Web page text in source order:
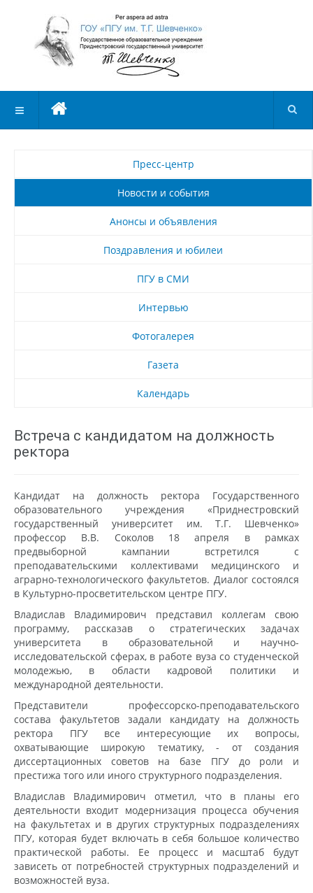
Пресс-центр
Новости и события
Анонсы и объявления
Поздравления и юбилеи
ПГУ в СМИ
Интервью
Фотогалерея
Газета
Календарь
Встреча с кандидатом на должность
ректора
Кандидат на должность ректора Государственного
образовательного учреждения «Приднестровский
государственный университет им. Т.Г. Шевченко»
профессор В.В. Соколов 18 апреля в рамках
предвыборной кампании встретился с
преподавательскими коллективами медицинского и
аграрно-технологического факультетов. Диалог состоялся
в Культурно-просветительском центре ПГУ.
Владислав Владимирович представил коллегам свою
программу, рассказав о стратегических задачах
университета в образовательной и научно-
исследовательской сферах, в работе вуза со студенческой
молодежью, в области кадровой политики и
международной деятельности.
Представители профессорско-преподавательского
состава факультетов задали кандидату на должность
ректора ПГУ все интересующие их вопросы,
охватывающие широкую тематику, - от создания
диссертационных советов на базе ПГУ до роли и
престижа того или иного структурного подразделения.
Владислав Владимирович отметил, что в планы его
деятельности входит модернизация процесса обучения
на факультетах и в других структурных подразделениях
ПГУ, которая будет включать в себя большое количество
практической работы. Ее процесс и масштаб будут
зависеть от потребностей структурных подразделений и
возможностей вуза.